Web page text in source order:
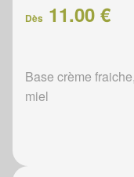
Dès 11.00 €
Base crème
miel